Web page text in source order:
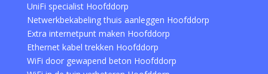
UniFi specialist Hoofddorp
Netwerkbekabeling thuis aanleggen Hoofddorp
Extra internetpunt maken Hoofddorp
Ethernet kabel trekken Hoofddorp
WiFi door gewapend beton Hoofddorp